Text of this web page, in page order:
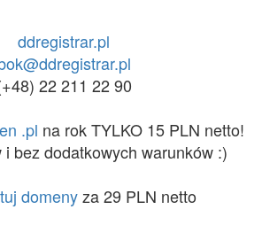
ddregistrar.pl
22 211 22 90
.pl na rok TYLKO 15 PLN netto!
i bez dodatkowych warunków :)
domenyza 29 PLN netto